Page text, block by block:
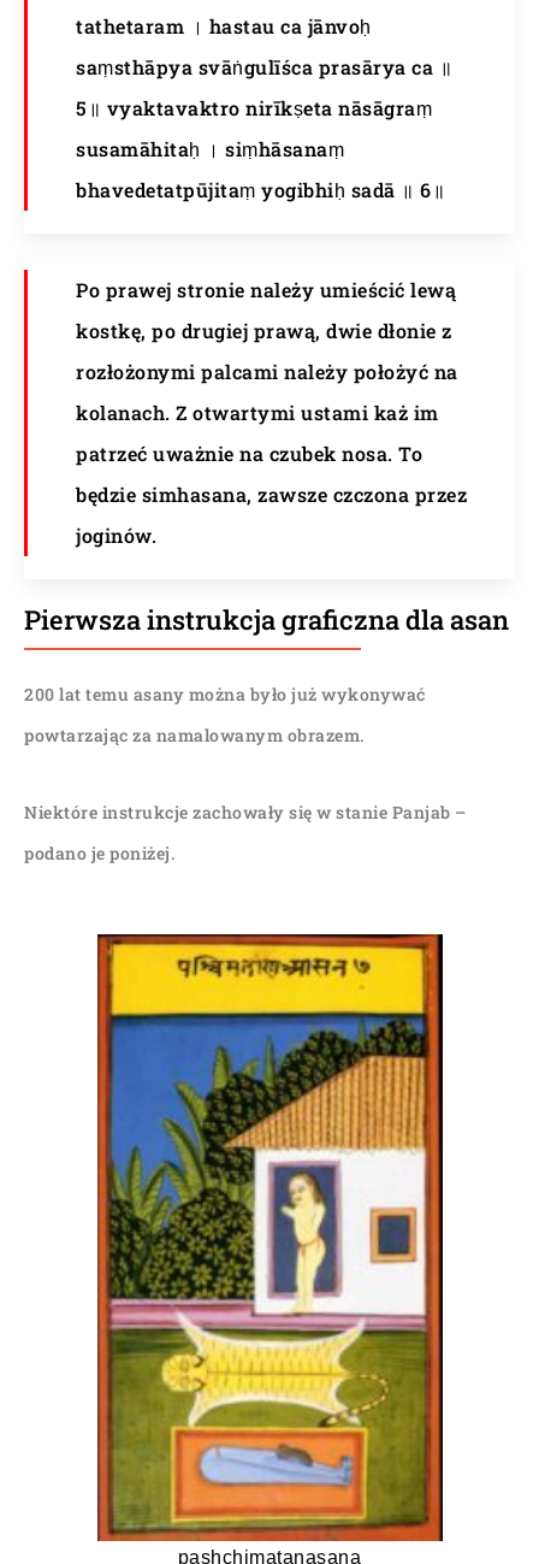
tathetaram । hastau ca jānvoḥ
saṃsthāpya svāṅgulīśca prasārya ca ॥
5॥ vyaktavaktro nirīkṣeta nāsāgraṃ
susamāhitaḥ । siṃhāsanaṃ
bhavedetatpūjitaṃ yogibhiḥ sadā ॥ 6॥
Po prawej stronie należy umieścić lewą
kostkę, po drugiej prawą, dwie dłonie z
rozłożonymi palcami należy położyć na
kolanach. Z otwartymi ustami każ im
patrzeć uważnie na czubek nosa. To
będzie simhasana, zawsze czczona przez
joginów.
Pierwsza instrukcja graficzna dla asan
200 lat temu asany można było już wykonywać
powtarzając za namalowanym obrazem.
Niektóre instrukcje zachowały się w stanie Panjab –
podano je poniżej.
pashchimatanasana